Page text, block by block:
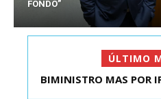
FONDO”
ÚLTIMO
KAST SE REUNIÓ CON
BIMINISTRO MAS POR